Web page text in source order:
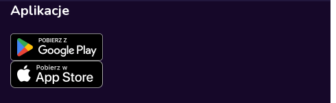
Aplikacje